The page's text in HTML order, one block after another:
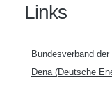
Links
Bundesverband
Dena (Deutsche